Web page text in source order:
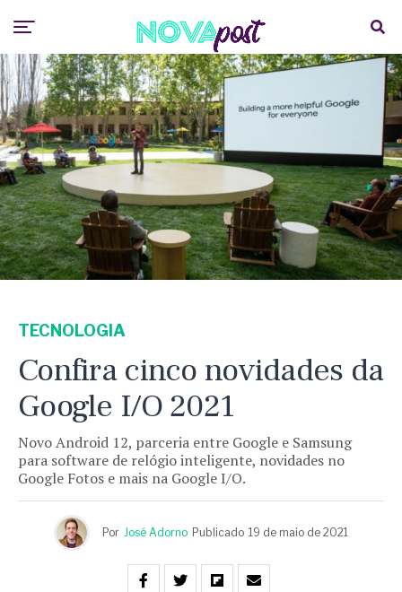
TECNOLOGIA
Confira cinco novidades da
Google I/O 2021
Novo Android 12, parceria entre Google e Samsung
para software de relógio inteligente, novidades no
Google Fotos e mais na Google I/O.
Por José Adorno Publicado 19 de maio de 2021